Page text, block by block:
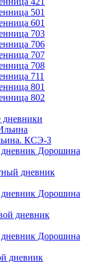
501
601
703
706
707
708
711
801
802
КСЭ-3
Дорошина
дневник
Дорошина
дневник
Дорошина
дневник